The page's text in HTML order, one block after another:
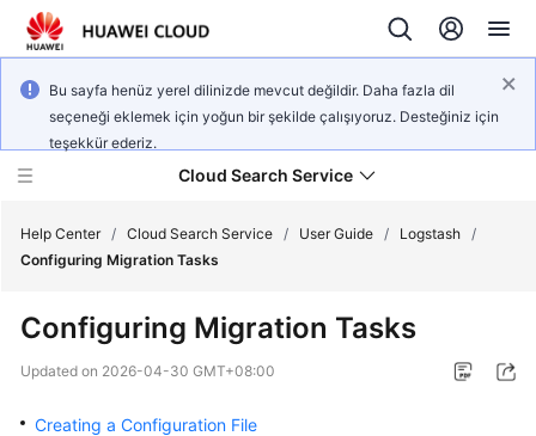
Bu sayfa henüz yerel dilinizde mevcut değildir. Daha fazla dil
seçeneği eklemek için yoğun bir şekilde çalışıyoruz. Desteğiniz için
teşekkür ederiz.
Cloud Search Service
What's
Help Center / Cloud Search Service / User Guide / Logstash /
Configuring Migration Tasks
Configuring Migration Tasks
Updated on 2026-04-30 GMT+08:00
Creating a Configuration File